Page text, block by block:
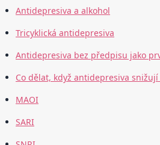
Antidepresiva a alkohol
Tricyklická antidepresiva
Antidepresiva bez předpisu jako
Co dělat, když antidepresiva
MAOI
SARI